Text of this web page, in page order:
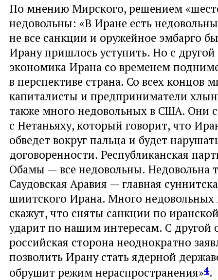
По мнению Мирского, решением
недовольны: «В Иране есть
не все санкции и оружейное эмбарго
Ирану пришлось уступить. Но с
экономика Ирана со временем
в перспективе страна. Со всех концов
капиталисты и предприниматели
также много недовольных в США. Они
с Нетаньяху, который говорит, что
обведет вокруг пальца и будет
договоренности. Республиканская
Обамы — все недовольны. Недовольна
Саудовская Аравия — главная
шиитского Ирана. Много недовольных
скажут, что сняты санкции по
ударит по нашим интересам. С другой
российская сторона неоднократно
позволить Ирану стать ядерной
обрушит режим нераспространения»4.